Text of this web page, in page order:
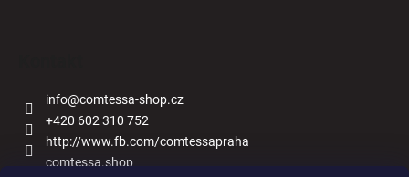
info@comtessa-shop.cz
+420 602 310 752
http://www.fb.com/comtessapraha
comtessa.shop